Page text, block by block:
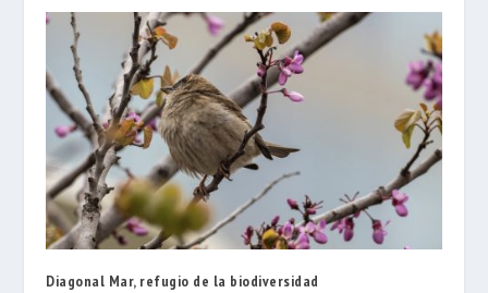
Diagonal Mar, refugio de la biodiversidad